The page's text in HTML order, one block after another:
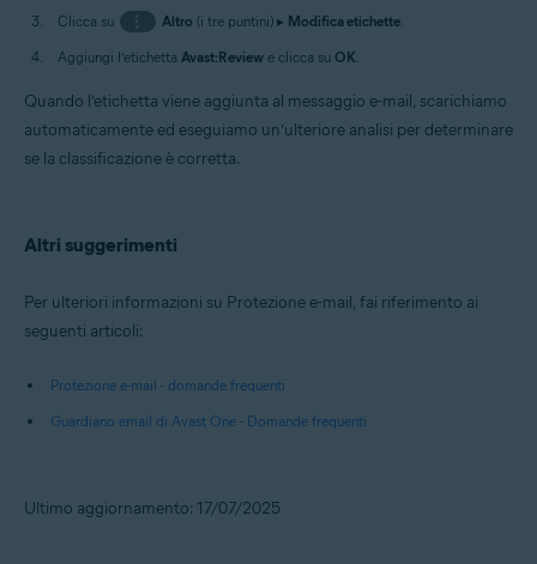
Clicca su
⋮ Altro (i tre puntini) ▸ Modifica etichette.
Aggiungi l’etichetta Avast:Review e clicca su OK.
Quando l’etichetta viene aggiunta al messaggio e-mail, scarichiamo
automaticamente ed eseguiamo un’ulteriore analisi per determinare
se la classificazione è corretta.
Altri suggerimenti
Per ulteriori informazioni su Protezione e-mail, fai riferimento ai
seguenti articoli:
Protezione e-mail - domande frequenti
Guardiano email di Avast One - Domande frequenti
Ultimo aggiornamento: 17/07/2025